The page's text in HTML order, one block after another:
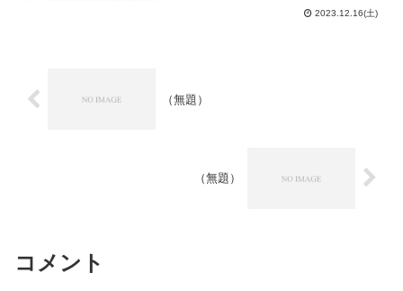
手を付けられませんでした。社会人の哀
しみ。せめてもの気分転換にと在宅勤務
2023.12.16(土)
（無題）
（無題）
コメント